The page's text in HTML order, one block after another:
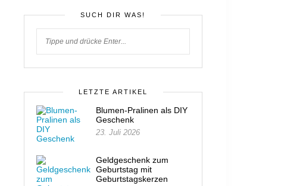
SUCH DIR WAS!
LETZTE ARTIKEL
Blumen-Pralinen als DIY
Geschenk
23. Juli 2026
Geldgeschenk zum
Geburtstag mit
Geburtstagskerzen